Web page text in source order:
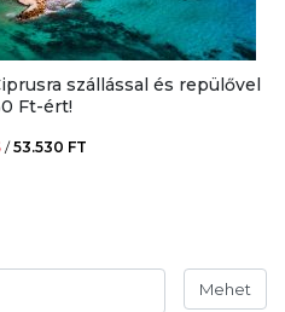
szállással és repülővel
Ft-ért!
/53.530 FT
Mehet